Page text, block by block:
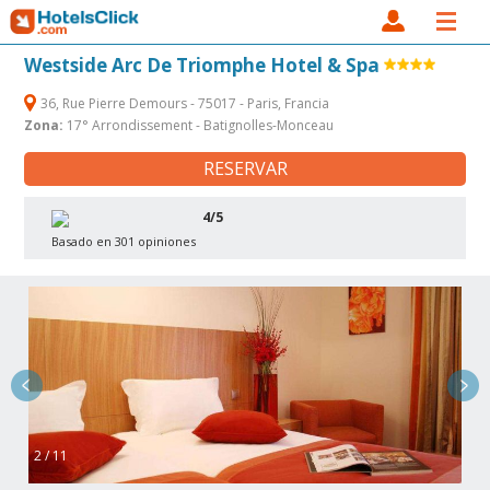
Westside Arc De Triomphe Hotel & Spa
36, Rue Pierre Demours - 75017 - Paris, Francia
Zona: 17° Arrondissement - Batignolles-Monceau
RESERVAR
4/5
Basado en 301 opiniones
2 / 11